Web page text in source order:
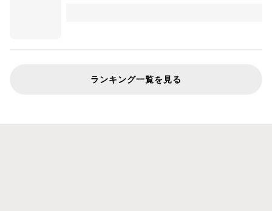
ランキング一覧を見る